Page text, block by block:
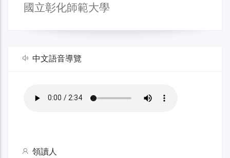
國立彰化師範大學
中文語音導覽
領讀人